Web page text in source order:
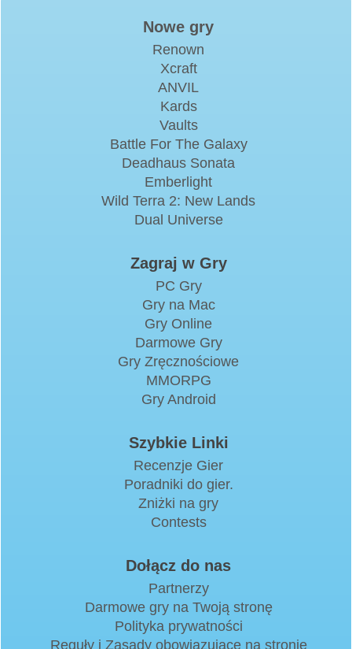
Nowe gry
Renown
Xcraft
ANVIL
Kards
Vaults
Battle For The Galaxy
Deadhaus Sonata
Emberlight
Wild Terra 2: New Lands
Dual Universe
Zagraj w Gry
PC Gry
Gry na Mac
Gry Online
Darmowe Gry
Gry Zręcznościowe
MMORPG
Gry Android
Szybkie Linki
Recenzje Gier
Poradniki do gier.
Zniżki na gry
Contests
Dołącz do nas
Partnerzy
Darmowe gry na Twoją stronę
Polityka prywatności
Reguły i Zasady obowiązujące na stronie